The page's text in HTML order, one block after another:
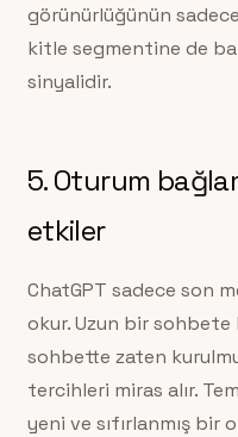
görünürlüğünün
kitle segmentine de
sinyalidir.
5. Oturum
etkiler
ChatGPT sadece son
okur. Uzun bir sohbete
sohbette zaten
tercihleri miras alır.
yeni ve sıfırlanmış bir